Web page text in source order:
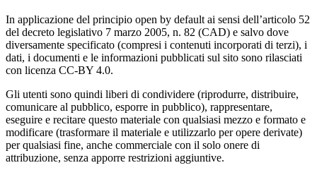
In applicazione del principio open by default ai sensi dell’articolo 52
del decreto legislativo 7 marzo 2005, n. 82 (CAD) e salvo dove
diversamente specificato (compresi i contenuti incorporati di terzi), i
dati, i documenti e le informazioni pubblicati sul sito sono rilasciati
con licenza CC-BY 4.0.
Gli utenti sono quindi liberi di condividere (riprodurre, distribuire,
comunicare al pubblico, esporre in pubblico), rappresentare,
eseguire e recitare questo materiale con qualsiasi mezzo e formato e
modificare (trasformare il materiale e utilizzarlo per opere derivate)
per qualsiasi fine, anche commerciale con il solo onere di
attribuzione, senza apporre restrizioni aggiuntive.